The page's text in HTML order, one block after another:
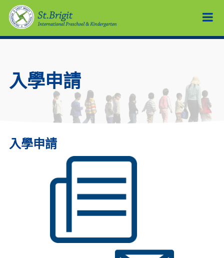
入學申請
入學申請